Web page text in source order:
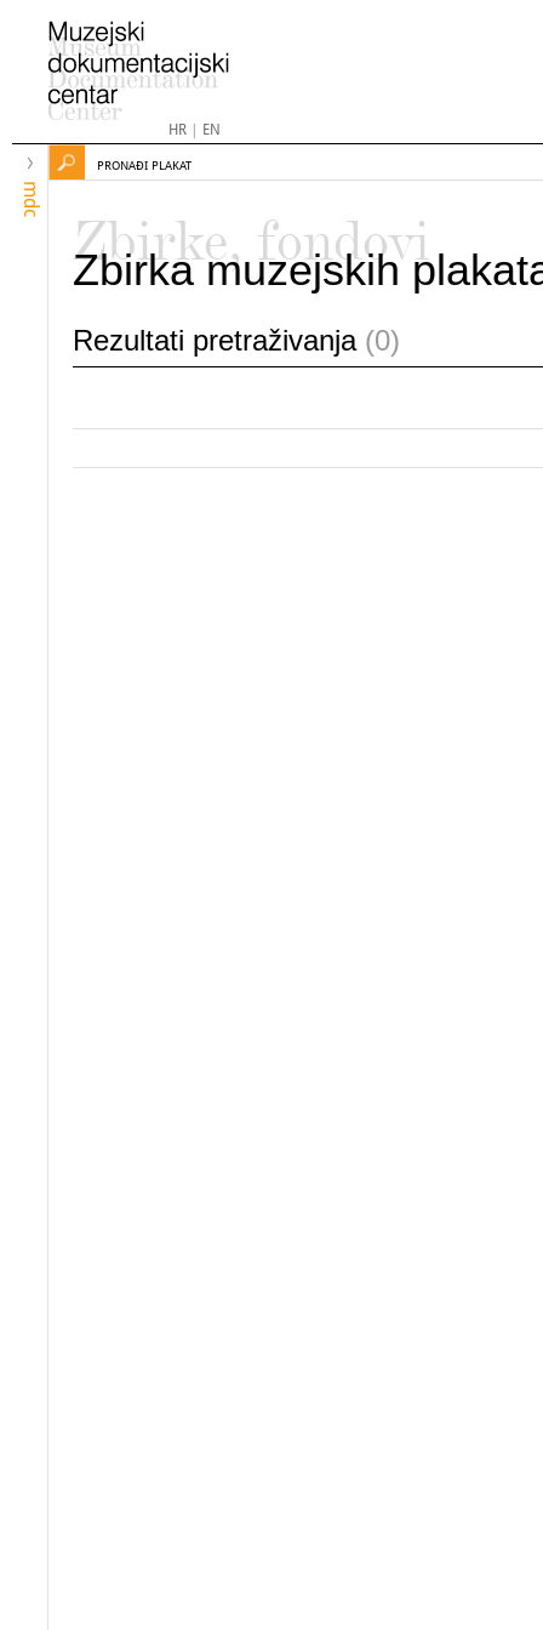
HR| EN
mdc
PRONAĐI PLAKAT
Zbirke, fondovi
Zbirka muzejskih
Rezultati pretraživanja (0)